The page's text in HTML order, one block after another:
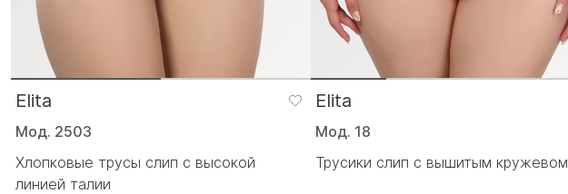
Elita
Мод. 2503
Хлопковые трусы слип с высокой
линией талии
Elita
Мод. 18
Трусики слип с вышитым кружевом